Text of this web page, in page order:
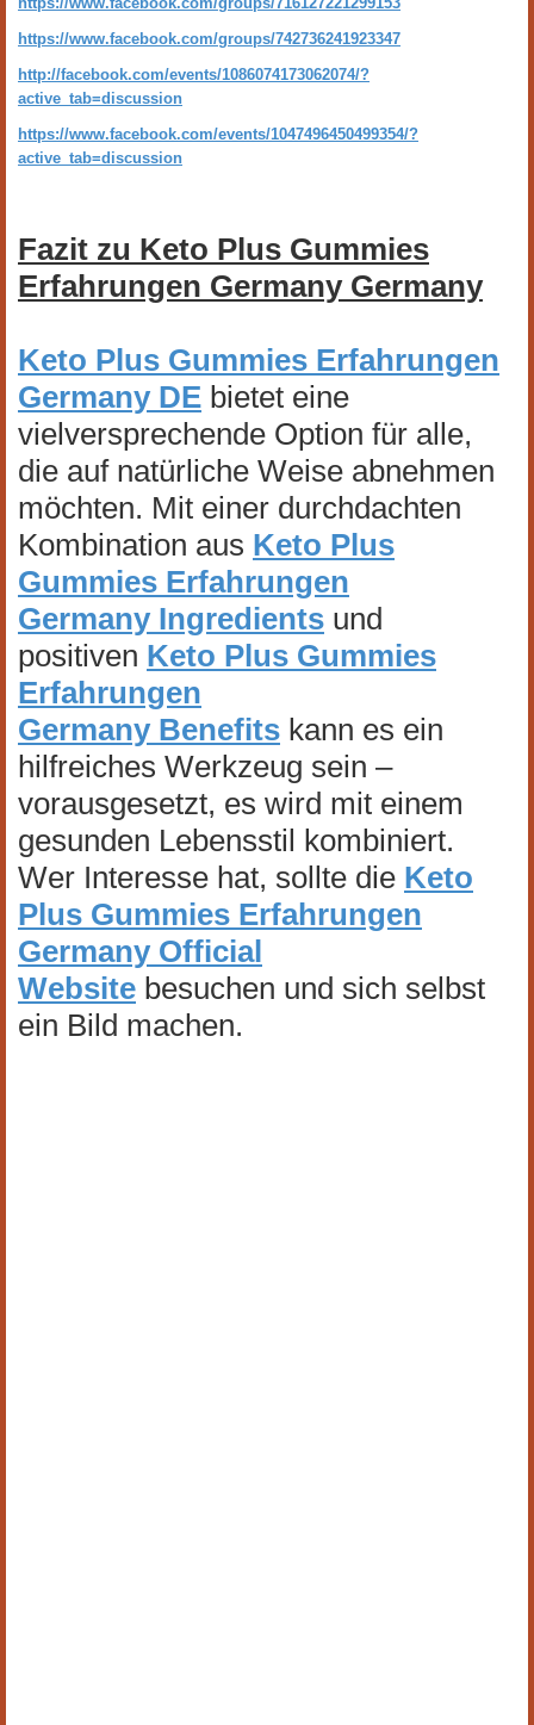
https://www.facebook.com/groups/742736241923347
http://facebook.com/events/1086074173062074/?
active_tab=discussion
https://www.facebook.com/events/1047496450499354/?
active_tab=discussion
Fazit zu Keto Plus Gummies
Erfahrungen Germany Germany
Keto Plus Gummies Erfahrungen
Germany DE bietet eine
vielversprechende Option für alle,
die auf natürliche Weise abnehmen
möchten. Mit einer durchdachten
Kombination aus Keto Plus
Gummies Erfahrungen
Germany Ingredients und
positiven Keto Plus Gummies
Erfahrungen
Germany Benefits kann es ein
hilfreiches Werkzeug sein –
vorausgesetzt, es wird mit einem
gesunden Lebensstil kombiniert.
Wer Interesse hat, sollte die Keto
Plus Gummies Erfahrungen
Germany Official
Website besuchen und sich selbst
ein Bild machen.